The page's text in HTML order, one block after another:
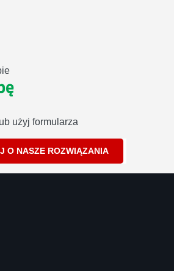
lub użyj formularza
O NASZE ROZWIĄZANIA